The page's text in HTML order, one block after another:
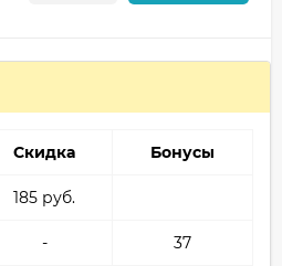
Скидка Бонусы
185 руб.
- 37